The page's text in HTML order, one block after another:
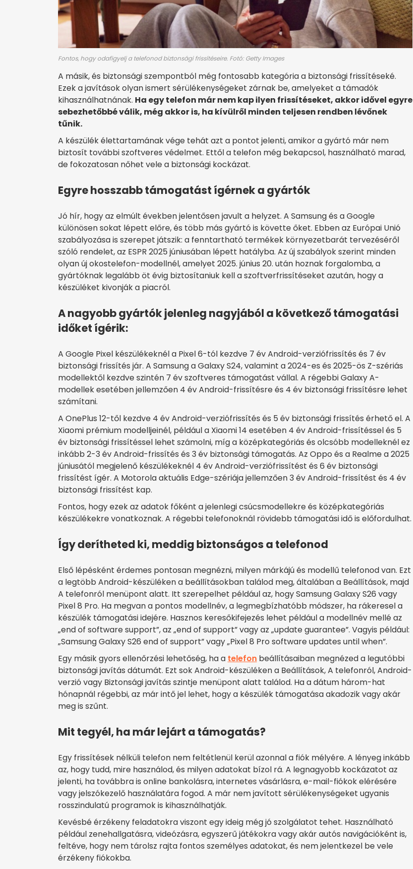
Fontos, hogy odafigyelj a telefonod biztonsági frissítéseire. Fotó: Getty Images
A másik, és biztonsági szempontból még fontosabb kategória a biztonsági frissítéseké.
Ezek a javítások olyan ismert sérülékenységeket zárnak be, amelyeket a támadók
kihasználhatnának. Ha egy telefon már nem kap ilyen frissítéseket, akkor idővel egyre
sebezhetőbbé válik, még akkor is, ha kívülről minden teljesen rendben lévőnek
tűnik.
A készülék élettartamának vége tehát azt a pontot jelenti, amikor a gyártó már nem
biztosít további szoftveres védelmet. Ettől a telefon még bekapcsol, használható marad,
de fokozatosan nőhet vele a biztonsági kockázat.
Egyre hosszabb támogatást ígérnek a gyártók
Jó hír, hogy az elmúlt években jelentősen javult a helyzet. A Samsung és a Google
különösen sokat lépett előre, és több más gyártó is követte őket. Ebben az Európai Unió
szabályozása is szerepet játszik: a fenntartható termékek környezetbarát tervezéséről
szóló rendelet, az ESPR 2025 júniusában lépett hatályba. Az új szabályok szerint minden
olyan új okostelefon-modellnél, amelyet 2025. június 20. után hoznak forgalomba, a
gyártóknak legalább öt évig biztosítaniuk kell a szoftverfrissítéseket azután, hogy a
készüléket kivonják a piacról.
A nagyobb gyártók jelenleg nagyjából a következő támogatási
időket ígérik:
A Google Pixel készülékeknél a Pixel 6-tól kezdve 7 év Android-verziófrissítés és 7 év
biztonsági frissítés jár. A Samsung a Galaxy S24, valamint a 2024-es és 2025-ös Z-szériás
modellektől kezdve szintén 7 év szoftveres támogatást vállal. A régebbi Galaxy A-
modellek esetében jellemzően 4 év Android-frissítésre és 4 év biztonsági frissítésre lehet
számítani.
A OnePlus 12-től kezdve 4 év Android-verziófrissítés és 5 év biztonsági frissítés érhető el. A
Xiaomi prémium modelljeinél, például a Xiaomi 14 esetében 4 év Android-frissítéssel és 5
év biztonsági frissítéssel lehet számolni, míg a középkategóriás és olcsóbb modelleknél ez
inkább 2-3 év Android-frissítés és 3 év biztonsági támogatás. Az Oppo és a Realme a 2025
júniusától megjelenő készülékeknél 4 év Android-verziófrissítést és 6 év biztonsági
frissítést ígér. A Motorola aktuális Edge-szériája jellemzően 3 év Android-frissítést és 4 év
biztonsági frissítést kap.
Fontos, hogy ezek az adatok főként a jelenlegi csúcsmodellekre és középkategóriás
készülékekre vonatkoznak. A régebbi telefonoknál rövidebb támogatási idő is előfordulhat.
Így derítheted ki, meddig biztonságos a telefonod
Első lépésként érdemes pontosan megnézni, milyen márkájú és modellű telefonod van. Ezt
a legtöbb Android-készüléken a beállításokban találod meg, általában a Beállítások, majd
A telefonról menüpont alatt. Itt szerepelhet például az, hogy Samsung Galaxy S26 vagy
Pixel 8 Pro. Ha megvan a pontos modellnév, a legmegbízhatóbb módszer, ha rákeresel a
készülék támogatási idejére. Hasznos keresőkifejezés lehet például a modellnév mellé az
„end of software support”, az „end of support” vagy az „update guarantee”. Vagyis például:
„Samsung Galaxy S26 end of support” vagy „Pixel 8 Pro software updates until when”.
Egy másik gyors ellenőrzési lehetőség, ha a telefon beállításaiban megnézed a legutóbbi
biztonsági javítás dátumát. Ezt sok Android-készüléken a Beállítások, A telefonról, Android-
verzió vagy Biztonsági javítás szintje menüpont alatt találod. Ha a dátum három-hat
hónapnál régebbi, az már intő jel lehet, hogy a készülék támogatása akadozik vagy akár
meg is szűnt.
Mit tegyél, ha már lejárt a támogatás?
Egy frissítések nélküli telefon nem feltétlenül kerül azonnal a fiók mélyére. A lényeg inkább
az, hogy tudd, mire használod, és milyen adatokat bízol rá. A legnagyobb kockázatot az
jelenti, ha továbbra is online bankolásra, internetes vásárlásra, e-mail-fiókok elérésére
vagy jelszókezelő használatára fogod. A már nem javított sérülékenységeket ugyanis
rosszindulatú programok is kihasználhatják.
Kevésbé érzékeny feladatokra viszont egy ideig még jó szolgálatot tehet. Használható
például zenehallgatásra, videózásra, egyszerű játékokra vagy akár autós navigációként is,
feltéve, hogy nem tárolsz rajta fontos személyes adatokat, és nem jelentkezel be vele
érzékeny fiókokba.